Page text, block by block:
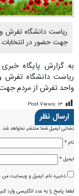
ریاست دانشگاه تفرش
جهت حضور در
به گزارش پایگاه
ریاست دانشگاه تفرش
واحد تفرش از مردم
Post Views: ۱۳
ارسال نظر
نشانی ایمیل شما منتشر نخواهد شد.
نام*
ایمیل*
ذخیره نام، ایمیل و وبسایت من
لطفا پاسخ را به عدد انگلیسی وارد